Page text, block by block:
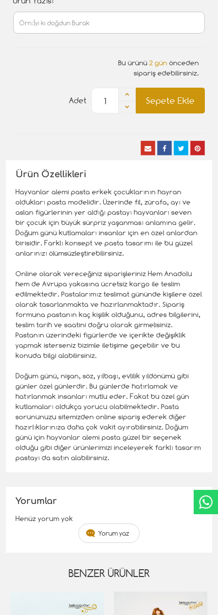
Bu ürünü 2 gün önceden
sipariş edebilirsiniz.
Sepete Ekle
Adet
Ürün Özellikleri
Hayvanlar alemi pasta erkek çocuklarının hayran
oldukları pasta modelidir. Üzerinde fil, zürafa, ayı ve
aslan figürlerinin yer aldığı pastayı hayvanları seven
bir çocuk için büyük sürpriz yaşanması anlamına gelir.
Doğum günü kutlamaları insanlar için en özel anlardan
birisidir. Farklı konsept ve pasta tasarımı ile bu güzel
anlarınızı ölümsüzleştirebilirsiniz.
Online olarak vereceğiniz siparişleriniz Hem Anadolu
hem de Avrupa yakasına ücretsiz kargo ile teslim
edilmektedir. Pastalarımız teslimat gününde kişilere özel
olarak tasarlanmakta ve hazırlanmaktadır. Sipariş
formuna pastanın kaç kişilik olduğunu, adres bilgilerini,
teslim tarih ve saatini doğru olarak girmelisiniz.
Pastanın üzerindeki figürlerde ve içerikte değişiklik
yapmak isterseniz bizimle iletişime geçebilir ve bu
konuda bilgi alabilirsiniz.
Doğum günü, nişan, söz, yılbaşı, evlilik yıldönümü gibi
günler özel günlerdir. Bu günlerde hatırlamak ve
hatırlanmak insanları mutlu eder. Fakat bu özel gün
kutlamaları oldukça yorucu olabilmektedir. Pasta
sorununuzu sitemizden online sipariş ederek diğer
hazırlıklarınıza daha çok vakit ayırabilirsiniz. Doğum
günü için hayvanlar alemi pasta güzel bir seçenek
olduğu gibi diğer ürünlerimizi inceleyerek farklı tasarım
pastayı da satın alabilirsiniz.
Yorumlar
Henüz yorum yok
Yorum yaz
BENZER ÜRÜNLER